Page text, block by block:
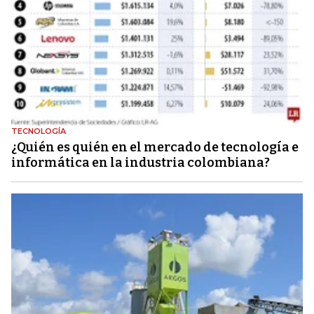
TECNOLOGÍA
¿Quién es quién en el mercado de tecnología e
informática en la industria colombiana?